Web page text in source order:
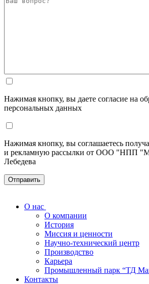
Нажимая кнопку, вы даете согласие на
персональных данных
Нажимая кнопку, вы соглашаетесь
и рекламную рассылки от ООО "НПП
Лебедева
О нас
О компании
История
Миссия и ценности
Научно-технический центр
Производство
Карьера
Промышленный парк “ТД
Контакты